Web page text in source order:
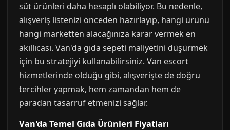
süt ürünleri daha hesaplı olabiliyor. Bu nedenle,
alışveriş listenizi önceden hazırlayıp, hangi ürünü
hangi marketten alacağınıza karar vermek en
akıllıcası. Van'da gıda sepeti maliyetini düşürmek
için bu stratejiyi kullanabilirsiniz. Van escort
hizmetlerinde olduğu gibi, alışverişte de doğru
tercihler yapmak, hem zamandan hem de
paradan tasarruf etmenizi sağlar.
Van'da Temel Gıda Ürünleri Fiyatları